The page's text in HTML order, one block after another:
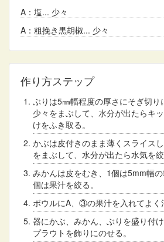
A：塩
少々
A：粗挽き黒胡椒
少々
作り方ステップ
ぶりは5㎜幅程度の厚さにそぎ切り
少々をまぶして、水分が出たらキ
けをふき取る。
かぶは皮付きのまま薄くスライス
をまぶして、水分が出たら水気を絞
みかんは皮をむき、1個は5mm幅
個は果汁を絞る。
ボウルにA、③の果汁を入れてよく
器にかぶ、みかん、ぶりを盛り付
プラウトを飾りにのせる。